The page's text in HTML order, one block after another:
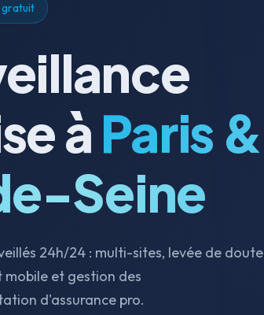
gratuit
à Paris &
Seine
24h/24 : multi-sites, levée de doute
et gestion des
d'assurance pro.